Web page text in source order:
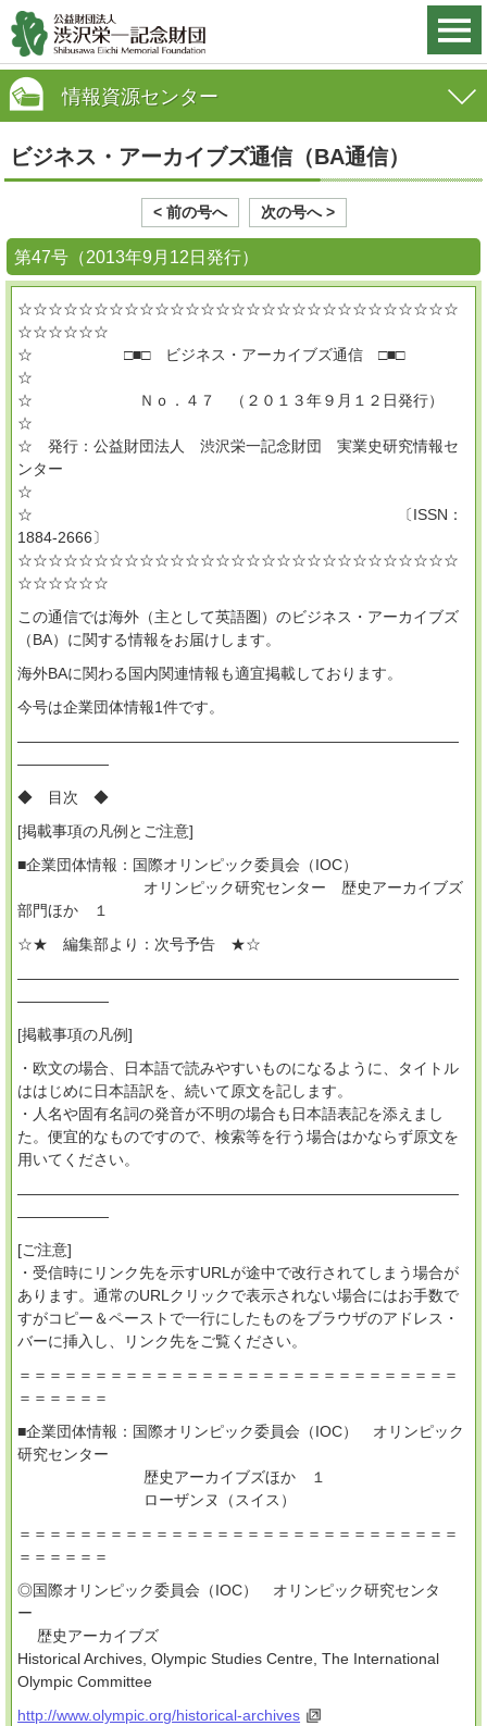
情報資源センター
ビジネス・アーカイブズ通信（BA通信）
< 前の号へ 次の号へ >
第47号（2013年9月12日発行）
☆☆☆☆☆☆☆☆☆☆☆☆☆☆☆☆☆☆☆☆☆☆☆☆☆☆☆☆☆
☆☆☆☆☆☆
☆ □■□ ビジネス・アーカイブズ通信 □■□
☆
☆ Ｎｏ．４７ （２０１３年９月１２日発行）
☆
☆ 発行：公益財団法人 渋沢栄一記念財団 実業史研究情報セ
ンター
☆
☆ 〔ISSN：
1884-2666〕
☆☆☆☆☆☆☆☆☆☆☆☆☆☆☆☆☆☆☆☆☆☆☆☆☆☆☆☆☆
☆☆☆☆☆☆
この通信では海外（主として英語圏）のビジネス・アーカイブズ
（BA）に関する情報をお届けします。
海外BAに関わる国内関連情報も適宜掲載しております。
今号は企業団体情報1件です。
―――――――――――――――――――――――――――――
――――――
◆ 目次 ◆
[掲載事項の凡例とご注意]
■企業団体情報：国際オリンピック委員会（IOC）
オリンピック研究センター 歴史アーカイブズ
部門ほか １
☆★ 編集部より：次号予告 ★☆
―――――――――――――――――――――――――――――
――――――
[掲載事項の凡例]
・欧文の場合、日本語で読みやすいものになるように、タイトル
ははじめに日本語訳を、続いて原文を記します。
・人名や固有名詞の発音が不明の場合も日本語表記を添えまし
た。便宜的なものですので、検索等を行う場合はかならず原文を
用いてください。
―――――――――――――――――――――――――――――
――――――
[ご注意]
・受信時にリンク先を示すURLが途中で改行されてしまう場合が
あります。通常のURLクリックで表示されない場合にはお手数で
すがコピー＆ペーストで一行にしたものをブラウザのアドレス・
バーに挿入し、リンク先をご覧ください。
＝＝＝＝＝＝＝＝＝＝＝＝＝＝＝＝＝＝＝＝＝＝＝＝＝＝＝＝＝
＝＝＝＝＝＝
■企業団体情報：国際オリンピック委員会（IOC） オリンピック
研究センター
歴史アーカイブズほか １
ローザンヌ（スイス）
＝＝＝＝＝＝＝＝＝＝＝＝＝＝＝＝＝＝＝＝＝＝＝＝＝＝＝＝＝
＝＝＝＝＝＝
◎国際オリンピック委員会（IOC） オリンピック研究センタ
ー
歴史アーカイブズ
Historical Archives, Olympic Studies Centre, The International
Olympic Committee
http://www.olympic.org/historical-archives